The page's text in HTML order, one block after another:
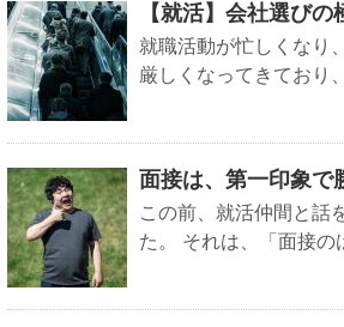
【就活】会社選び
就職活動が忙しくなり
厳しくなってきており
面接は、第一印象で
この前、就活仲間と話
た。 それは、「面接